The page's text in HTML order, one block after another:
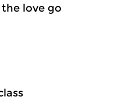
the love go